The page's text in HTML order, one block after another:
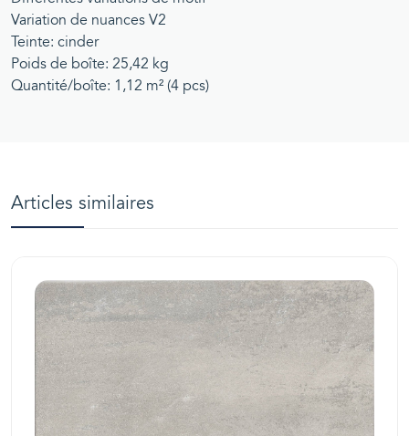
Variation de nuances V2
Teinte: cinder
Poids de boîte: 25,42 kg
Quantité/boîte: 1,12 m² (4 pcs)
Articles similaires